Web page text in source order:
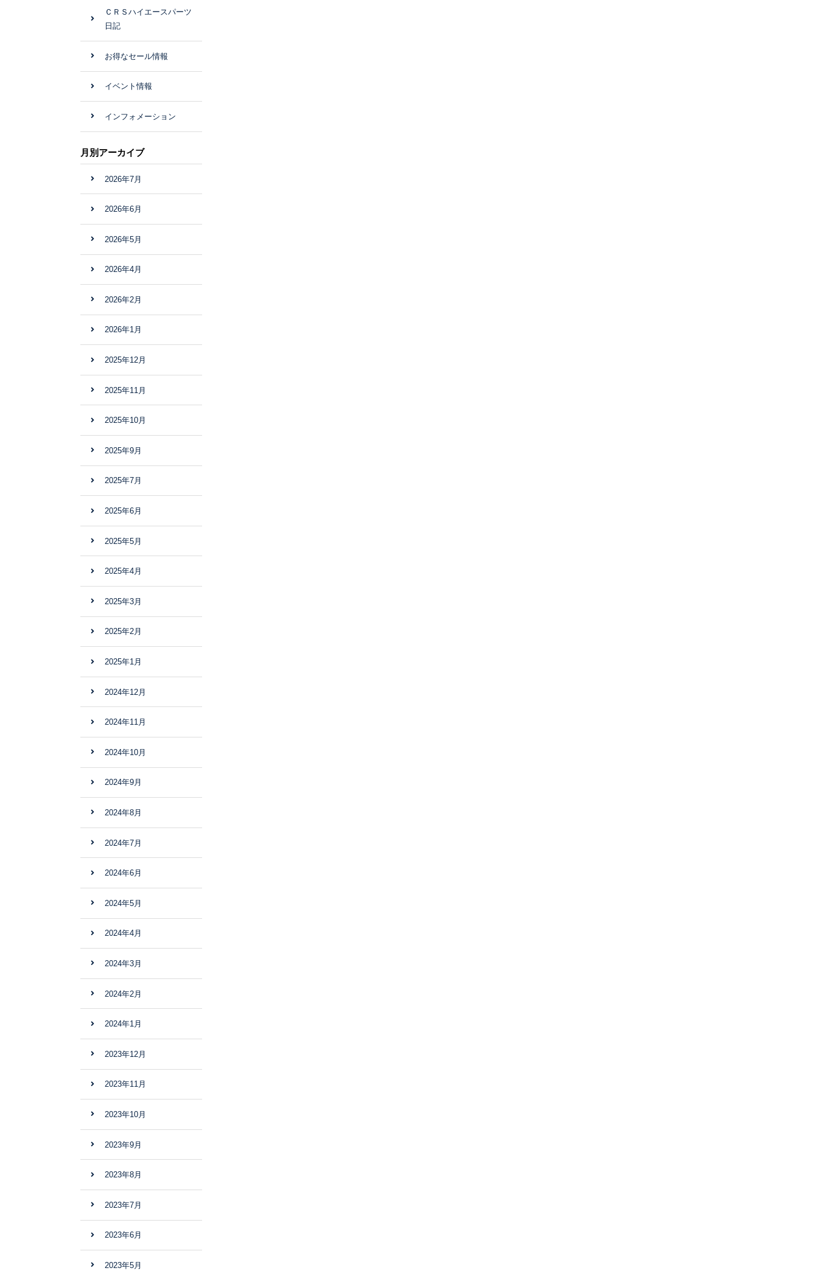
ＣＲＳハイエースパーツ
日記
お得なセール情報
イベント情報
インフォメーション
月別アーカイブ
2026年7月
2026年6月
2026年5月
2026年4月
2026年2月
2026年1月
2025年12月
2025年11月
2025年10月
2025年9月
2025年7月
2025年6月
2025年5月
2025年4月
2025年3月
2025年2月
2025年1月
2024年12月
2024年11月
2024年10月
2024年9月
2024年8月
2024年7月
2024年6月
2024年5月
2024年4月
2024年3月
2024年2月
2024年1月
2023年12月
2023年11月
2023年10月
2023年9月
2023年8月
2023年7月
2023年6月
2023年5月